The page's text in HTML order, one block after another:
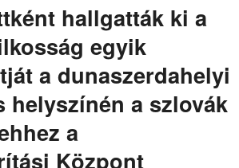
hallgatták ki a
egyik
a dunaszerdahelyi
helyszínén a szlovák
a
Központ